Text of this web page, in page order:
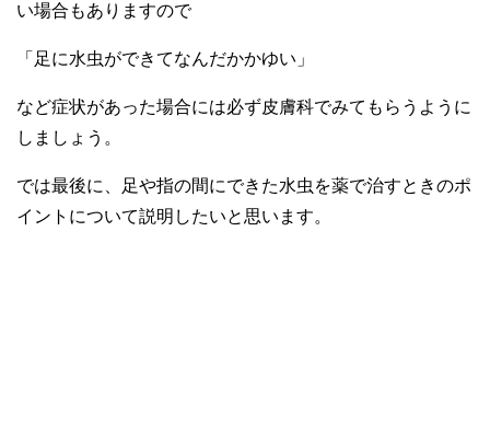
い場合もありますので
「足に水虫ができてなんだかかゆい」
など症状があった場合には必ず皮膚科でみてもらうように
しましょう。
では最後に、足や指の間にできた水虫を薬で治すときのポ
イントについて説明したいと思います。